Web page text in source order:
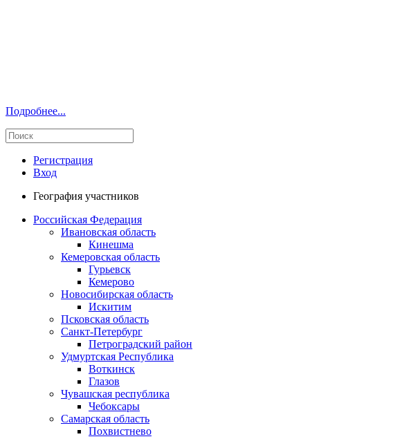
Подробнее...
Регистрация
Вход
География участников
Российская Федерация
Ивановская область
Кинешма
Кемеровская область
Гурьевск
Кемерово
Новосибирская область
Искитим
Псковская область
Санкт-Петербург
Петроградский район
Удмуртская Республика
Воткинск
Глазов
Чувашская республика
Чебоксары
Самарская область
Похвистнево